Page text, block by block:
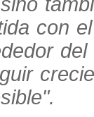
con